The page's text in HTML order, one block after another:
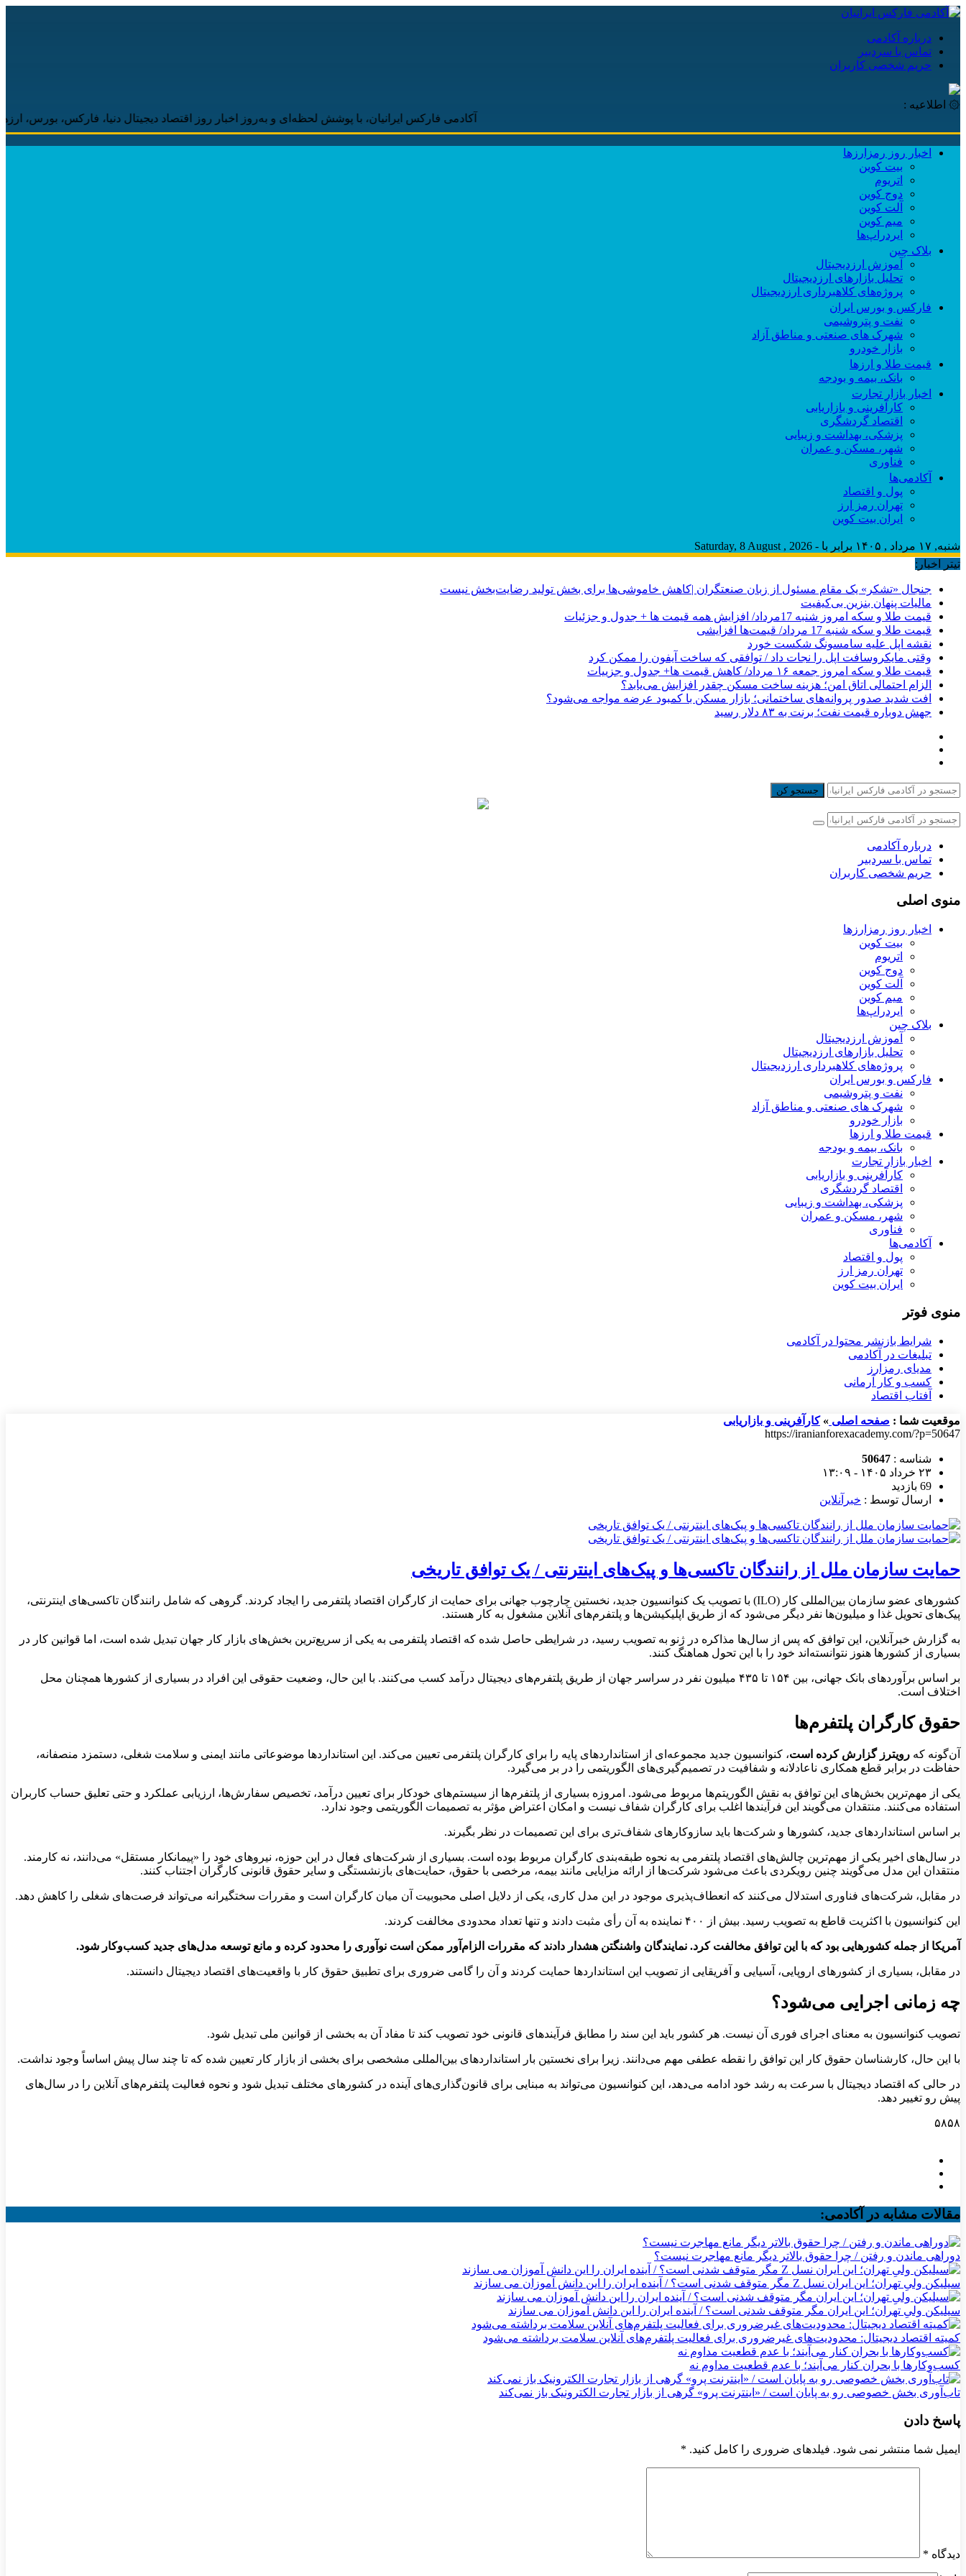
درباره آکادمی
تماس با سردبیر
حریم شخصی کاربران
۞ اطلاعیه :
آکادمی فارکس ایرانیان، با پوشش لحظه‌ای و به‌روز اخبار روز اقتصاد دیجیتال دنیا، فارکس، بورس، ارزهای
اخبار روز رمزارزها
بیت کوین
اتریوم
دوج کوین
آلت کوین
میم کوین‌
ایردراپ‌ها
بلاک چین
آموزش ارزدیجیتال
تحلیل بازارهای ارزدیجیتال
پروژه‌های کلاهبرداری ارزدیجیتال
فارکس و بورس ایران
نفت و پتروشیمی
شهرک های صنعتی و مناطق آزاد
بازار خودرو
قیمت طلا و ارزها
بانک، بیمه و بودجه
اخبار بازار تجارت
کارآفرینی و بازاریابی
اقتصاد گردشگری
پزشکی، بهداشت و زیبایی
شهر، مسکن و عمران
فناوری
آکادمی‌ها
پول و اقتصاد
تهران رمز ارز
ایران بیت کوین
شنبه, ۱۷ مرداد , ۱۴۰۵ برابر با - Saturday, 8 August , 2026
تیتر اخبار:
جنجال «تشکر» یک مقام مسئول از زبان صنعتگران |کاهش خاموشی‌ها برای بخش تولید رضایت‌بخش نیست
مالیات پنهان بنزین بی‌کیفیت
قیمت طلا و سکه امروز شنبه 17مرداد/ افزایش همه قیمت ها + جدول و جزئیات
قیمت طلا و سکه شنبه 17 مرداد/ قیمت‌ها افزایشی
نقشه اپل علیه سامسونگ شکست خورد
وقتی مایکروسافت اپل را نجات داد / توافقی که ساخت آیفون را ممکن کرد
قیمت طلا و سکه امروز جمعه ۱۶ مرداد/ کاهش قیمت ها+ جدول و جزییات
الزام احتمالی اتاق امن؛ هزینه ساخت مسکن چقدر افزایش می‌یابد؟
افت شدید صدور پروانه‌های ساختمانی؛ بازار مسکن با کمبود عرضه مواجه می‌شود؟
جهش دوباره قیمت نفت؛ برنت به ۸۳ دلار رسید
جستجو کن
درباره آکادمی
تماس با سردبیر
حریم شخصی کاربران
منوی اصلی
اخبار روز رمزارزها
بیت کوین
اتریوم
دوج کوین
آلت کوین
میم کوین‌
ایردراپ‌ها
بلاک چین
آموزش ارزدیجیتال
تحلیل بازارهای ارزدیجیتال
پروژه‌های کلاهبرداری ارزدیجیتال
فارکس و بورس ایران
نفت و پتروشیمی
شهرک های صنعتی و مناطق آزاد
بازار خودرو
قیمت طلا و ارزها
بانک، بیمه و بودجه
اخبار بازار تجارت
کارآفرینی و بازاریابی
اقتصاد گردشگری
پزشکی، بهداشت و زیبایی
شهر، مسکن و عمران
فناوری
آکادمی‌ها
پول و اقتصاد
تهران رمز ارز
ایران بیت کوین
منوی فوتر
شرایط بازنشر محتوا در آکادمی
تبلیغات در آکادمی
مدیای رمزارز
کسب و کار آرمانی
آفتاب اقتصاد
موقعیت شما : صفحه اصلی »کارآفرینی و بازاریابی
https://iranianforexacademy.com/?p=50647
شناسه : 50647
۲۳ خرداد ۱۴۰۵ - ۱۳:۰۹
69 بازدید
ارسال توسط : خبرآنلاین
حمایت سازمان ملل از رانندگان تاکسی‌ها و پیک‌های اینترنتی / یک توافق تاریخی
کشورهای عضو سازمان بین‌المللی کار (ILO) با تصویب یک کنوانسیون جدید، نخستین چارچوب جهانی برای حمایت از کارگران اقتصاد پلتفرمی را ایجاد کردند. گروهی که شامل رانندگان تاکسی‌های اینترنتی،
پیک‌های تحویل غذا و میلیون‌ها نفر دیگر می‌شود که از طریق اپلیکیشن‌ها و پلتفرم‌های آنلاین مشغول به کار هستند.
به گزارش خبرآنلاین، این توافق که پس از سال‌ها مذاکره در ژنو به تصویب رسید، در شرایطی حاصل شده که اقتصاد پلتفرمی به یکی از سریع‌ترین بخش‌های بازار کار جهان تبدیل شده است، اما قوانین کار در
بسیاری از کشورها هنوز نتوانسته‌اند خود را با این تحول هماهنگ کنند.
بر اساس برآوردهای بانک جهانی، بین ۱۵۴ تا ۴۳۵ میلیون نفر در سراسر جهان از طریق پلتفرم‌های دیجیتال درآمد کسب می‌کنند. با این حال، وضعیت حقوقی این افراد در بسیاری از کشورها همچنان محل
اختلاف است.
حقوق کارگران پلتفرم‌ها
آن‌گونه که رویترز گزارش کرده است، کنوانسیون جدید مجموعه‌ای از استانداردهای پایه را برای کارگران پلتفرمی تعیین می‌کند. این استانداردها موضوعاتی مانند ایمنی و سلامت شغلی، دستمزد منصفانه،
حفاظت در برابر قطع همکاری ناعادلانه و شفافیت در تصمیم‌گیری‌های الگوریتمی را در بر می‌گیرد.
یکی از مهم‌ترین بخش‌های این توافق به نقش الگوریتم‌ها مربوط می‌شود. امروزه بسیاری از پلتفرم‌ها از سیستم‌های خودکار برای تعیین درآمد، تخصیص سفارش‌ها، ارزیابی عملکرد و حتی تعلیق حساب کاربران
استفاده می‌کنند. منتقدان می‌گویند این فرآیندها اغلب برای کارگران شفاف نیست و امکان اعتراض مؤثر به تصمیمات الگوریتمی وجود ندارد.
بر اساس استانداردهای جدید، کشورها و شرکت‌ها باید سازوکارهای شفاف‌تری برای این تصمیمات در نظر بگیرند.
در سال‌های اخیر یکی از مهم‌ترین چالش‌های اقتصاد پلتفرمی به نحوه طبقه‌بندی کارگران مربوط بوده است. بسیاری از شرکت‌های فعال در این حوزه، نیروهای خود را «پیمانکار مستقل» می‌دانند، نه کارمند.
منتقدان این مدل می‌گویند چنین رویکردی باعث می‌شود شرکت‌ها از ارائه مزایایی مانند بیمه، مرخصی با حقوق، حمایت‌های بازنشستگی و سایر حقوق قانونی کارگران اجتناب کنند.
در مقابل، شرکت‌های فناوری استدلال می‌کنند که انعطاف‌پذیری موجود در این مدل کاری، یکی از دلایل اصلی محبوبیت آن میان کارگران است و مقررات سختگیرانه می‌تواند فرصت‌های شغلی را کاهش دهد.
این کنوانسیون با اکثریت قاطع به تصویب رسید. بیش از ۴۰۰ نماینده به آن رأی مثبت دادند و تنها تعداد محدودی مخالفت کردند.
آمریکا از جمله کشورهایی بود که با این توافق مخالفت کرد. نمایندگان واشنگتن هشدار دادند که مقررات الزام‌آور ممکن است نوآوری را محدود کرده و مانع توسعه مدل‌های جدید کسب‌وکار شود.
در مقابل، بسیاری از کشورهای اروپایی، آسیایی و آفریقایی از تصویب این استانداردها حمایت کردند و آن را گامی ضروری برای تطبیق حقوق کار با واقعیت‌های اقتصاد دیجیتال دانستند.
چه زمانی اجرایی می‌شود؟
تصویب کنوانسیون به معنای اجرای فوری آن نیست. هر کشور باید این سند را مطابق فرآیندهای قانونی خود تصویب کند تا مفاد آن به بخشی از قوانین ملی تبدیل شود.
با این حال، کارشناسان حقوق کار این توافق را نقطه عطفی مهم می‌دانند. زیرا برای نخستین بار استانداردهای بین‌المللی مشخصی برای بخشی از بازار کار تعیین شده که تا چند سال پیش اساساً وجود نداشت.
در حالی که اقتصاد دیجیتال با سرعت به رشد خود ادامه می‌دهد، این کنوانسیون می‌تواند به مبنایی برای قانون‌گذاری‌های آینده در کشورهای مختلف تبدیل شود و نحوه فعالیت پلتفرم‌های آنلاین را در سال‌های
پیش رو تغییر دهد.
۵۸۵۸
مقالات مشابه در آکادمی:
دوراهی ماندن و رفتن / چرا حقوق بالاتر دیگر مانع مهاجرت نیست؟
سیلیکن ولیِ تهران؛ این ایران نسل Z مگر متوقف شدنی است؟ / آینده ایران را این دانش آموزان می سازند
سیلیکن ولیِ تهران؛ این ایران مگر متوقف شدنی است؟ / آینده ایران را این دانش آموزان می سازند
کمیته اقتصاد دیجیتال: محدودیت‌های غیرضروری برای فعالیت پلتفرم‌های آنلاین سلامت برداشته می‌شود
کسب‌وکارها با بحران کنار می‌آیند؛ با عدم قطعیت مداوم نه
تاب‌آوری بخش خصوصی رو به پایان است / «اینترنت پرو» گرهی از بازار تجارت الکترونیک باز نمی‌کند
پاسخ دادن
ایمیل شما منتشر نمی شود. فیلدهای ضروری را کامل کنید. *
دیدگاه *